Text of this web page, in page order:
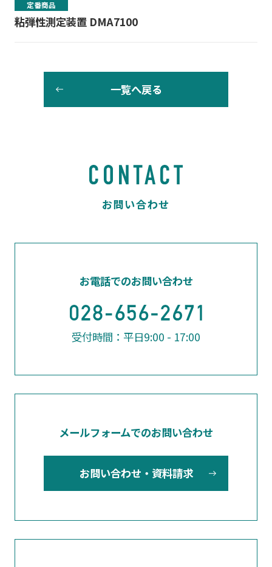
定番商品
粘弾性測定装置 DMA7100
一覧へ戻る
お電話でのお問い合わせ
受付時間：平日9:00 - 17:00
メールフォームでのお問い合わせ
お問い合わせ・資料請求